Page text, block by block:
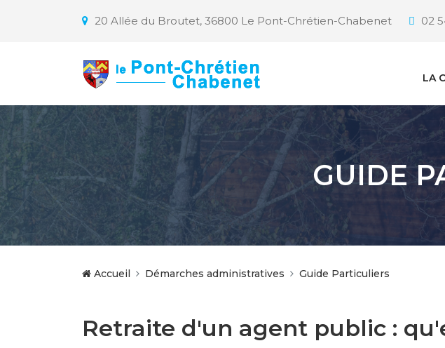
20 Allée du Broutet, 36800 Le Pont-Chrétien-Chabenet 02
LA
GUIDE
Accueil Démarches administratives Guide Particuliers
Retraite d'un agent public :